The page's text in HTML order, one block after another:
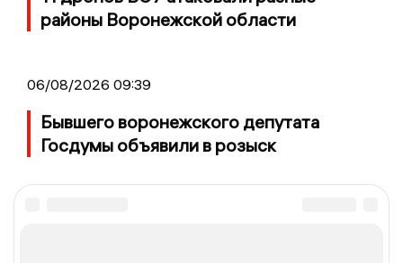
районы Воронежской области
06/08/2026 09:39
Бывшего воронежского депутата
Госдумы объявили в розыск